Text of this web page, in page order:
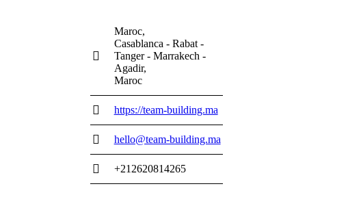
Maroc
Casablanca - Rabat -
Tanger - Marrakech -
Agadir
Maroc
https://team-building.ma
hello@team-building.ma
+212620814265